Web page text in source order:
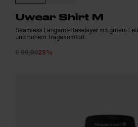
Uwear Shirt M
Seamless Langarm-Baselayer mit gutem
und hohem Tragekomfort
€ 99,9025%